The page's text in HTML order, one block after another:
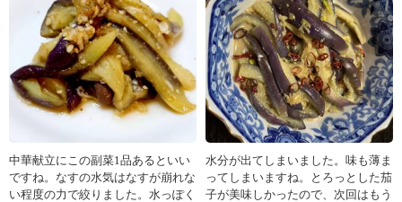
中華献立にこの副菜1品あるといい
ですね。なすの水気はなすが崩れな
い程度の力で絞りました。水っぽく
水分が出てしまいました。味も薄ま
ってしまいますね。とろっとした茄
子が美味しかったので、次回はもう